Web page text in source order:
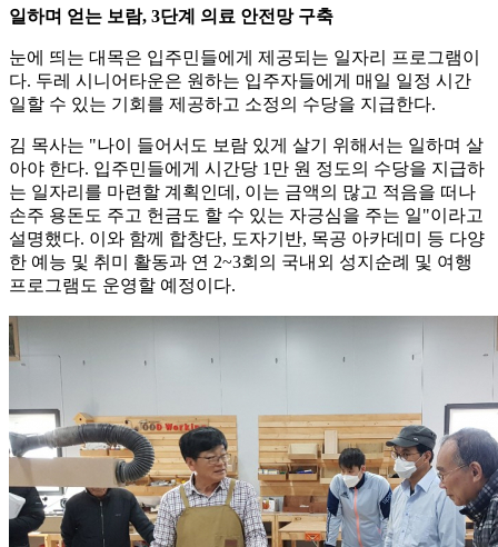
일하며 얻는 보람, 3단계 의료 안전망 구축
눈에 띄는 대목은 입주민들에게 제공되는 일자리 프로그램이
다. 두레 시니어타운은 원하는 입주자들에게 매일 일정 시간
일할 수 있는 기회를 제공하고 소정의 수당을 지급한다.
김 목사는 "나이 들어서도 보람 있게 살기 위해서는 일하며 살
아야 한다. 입주민들에게 시간당 1만 원 정도의 수당을 지급하
는 일자리를 마련할 계획인데, 이는 금액의 많고 적음을 떠나
손주 용돈도 주고 헌금도 할 수 있는 자긍심을 주는 일"이라고
설명했다. 이와 함께 합창단, 도자기반, 목공 아카데미 등 다양
한 예능 및 취미 활동과 연 2~3회의 국내외 성지순례 및 여행
프로그램도 운영할 예정이다.